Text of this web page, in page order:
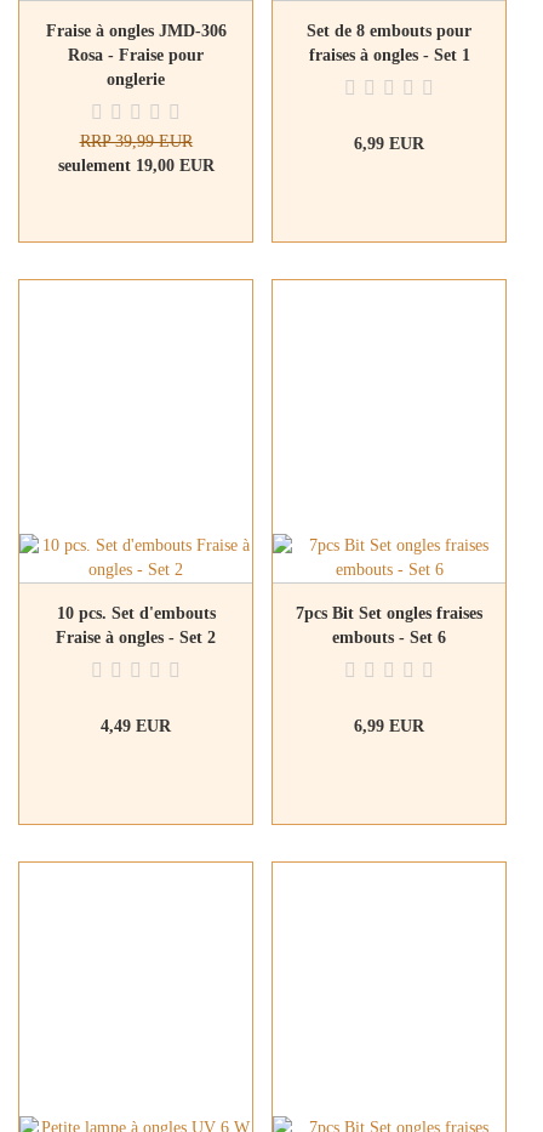
Fraise à ongles JMD-306
Rosa - Fraise pour
onglerie
RRP 39,99 EUR
seulement 19,00 EUR
Set de 8 embouts pour
fraises à ongles - Set 1
6,99 EUR
10 pcs. Set d'embouts
Fraise à ongles - Set 2
4,49 EUR
7pcs Bit Set ongles fraises
embouts - Set 6
6,99 EUR